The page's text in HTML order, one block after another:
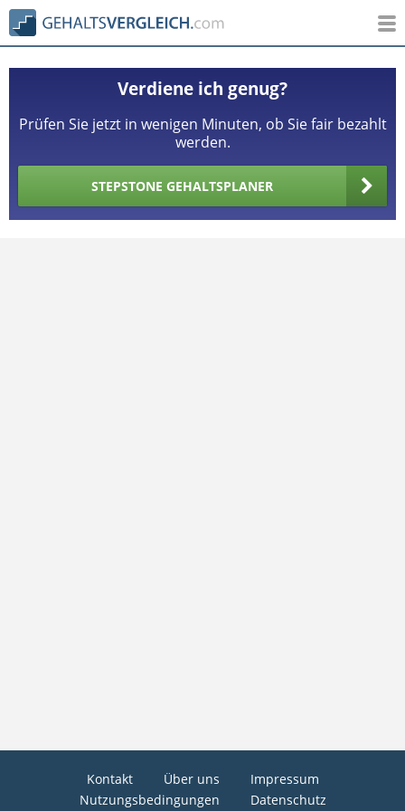
Verdiene ich genug?
Prüfen Sie jetzt in wenigen Minuten, ob Sie fair bezahlt
werden.
STEPSTONE GEHALTSPLANER
Kontakt Über uns
Impressum
Nutzungsbedingungen
Datenschutz